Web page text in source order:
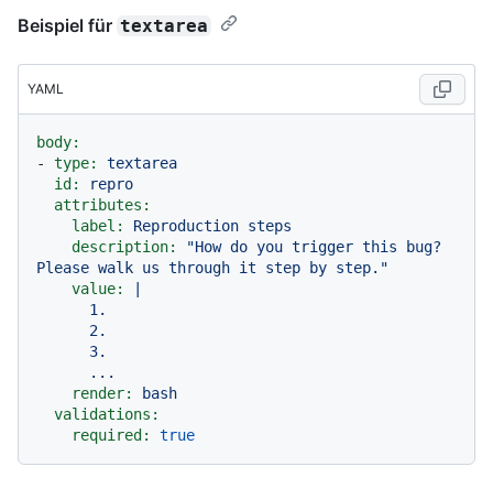
Beispiel für textarea
YAML
body:
-
type:
textarea
id:
repro
attributes:
label:
Reproduction steps
description:
"How do you trigger this bug?
Please walk us through it step by step."
value:
render:
bash
validations:
required:
true